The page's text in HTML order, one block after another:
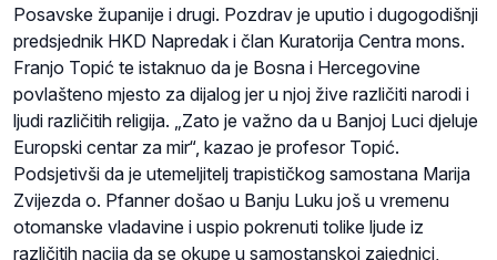
Posavske županije i drugi. Pozdrav je uputio i dugogodišnji
predsjednik HKD Napredak i član Kuratorija Centra mons.
Franjo Topić te istaknuo da je Bosna i Hercegovine
povlašteno mjesto za dijalog jer u njoj žive različiti narodi i
ljudi različitih religija. „Zato je važno da u Banjoj Luci djeluje
Europski centar za mir“, kazao je profesor Topić.
Podsjetivši da je utemeljitelj trapističkog samostana Marija
Zvijezda o. Pfanner došao u Banju Luku još u vremenu
otomanske vladavine i uspio pokrenuti tolike ljude iz
različitih nacija da se okupe u samostanskoj zajednici,